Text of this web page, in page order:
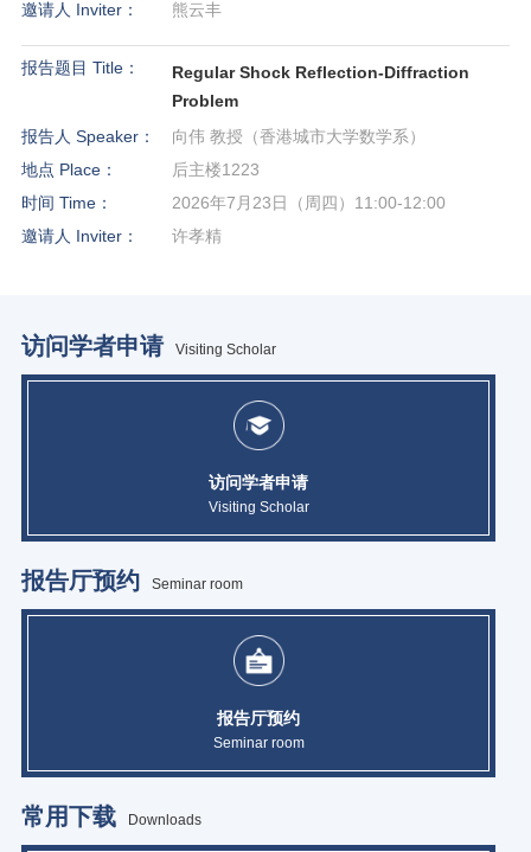
邀请人 Inviter： 熊云丰
报告题目 Title：
Regular Shock Reflection-Diffraction
Problem
报告人 Speaker：
向伟 教授（香港城市大学数学系）
地点 Place：
后主楼1223
时间 Time：
2026年7月23日（周四）11:00-12:00
邀请人 Inviter：
许孝精
访问学者申请 Visiting Scholar
访问学者申请
Visiting Scholar
报告厅预约 Seminar room
报告厅预约
Seminar room
常用下载 Downloads